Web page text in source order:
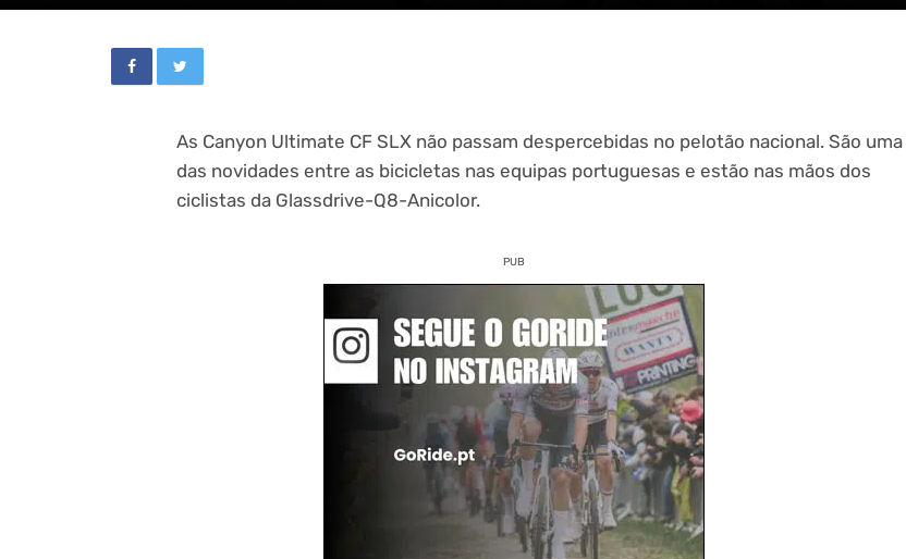
As Canyon Ultimate CF SLX não passam despercebidas no pelotão nacional. São uma
das novidades entre as bicicletas nas equipas portuguesas e estão nas mãos dos
ciclistas da Glassdrive-Q8-Anicolor.
PUB